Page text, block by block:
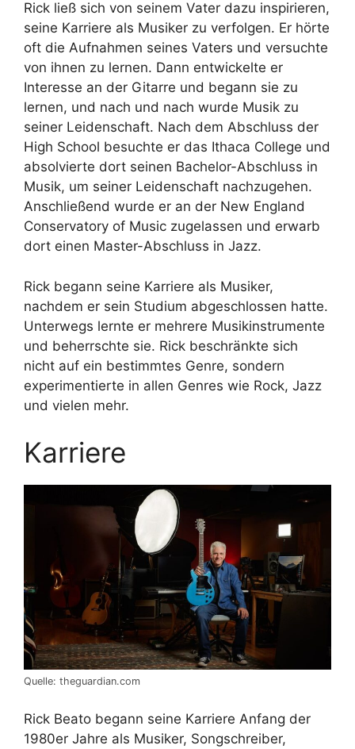
Rick ließ sich von seinem Vater dazu inspirieren,
seine Karriere als Musiker zu verfolgen. Er hörte
oft die Aufnahmen seines Vaters und versuchte
von ihnen zu lernen. Dann entwickelte er
Interesse an der Gitarre und begann sie zu
lernen, und nach und nach wurde Musik zu
seiner Leidenschaft. Nach dem Abschluss der
High School besuchte er das Ithaca College und
absolvierte dort seinen Bachelor-Abschluss in
Musik, um seiner Leidenschaft nachzugehen.
Anschließend wurde er an der New England
Conservatory of Music zugelassen und erwarb
dort einen Master-Abschluss in Jazz.
Rick begann seine Karriere als Musiker,
nachdem er sein Studium abgeschlossen hatte.
Unterwegs lernte er mehrere Musikinstrumente
und beherrschte sie. Rick beschränkte sich
nicht auf ein bestimmtes Genre, sondern
experimentierte in allen Genres wie Rock, Jazz
und vielen mehr.
Karriere
Quelle: theguardian.com
Rick Beato begann seine Karriere Anfang der
1980er Jahre als Musiker, Songschreiber,